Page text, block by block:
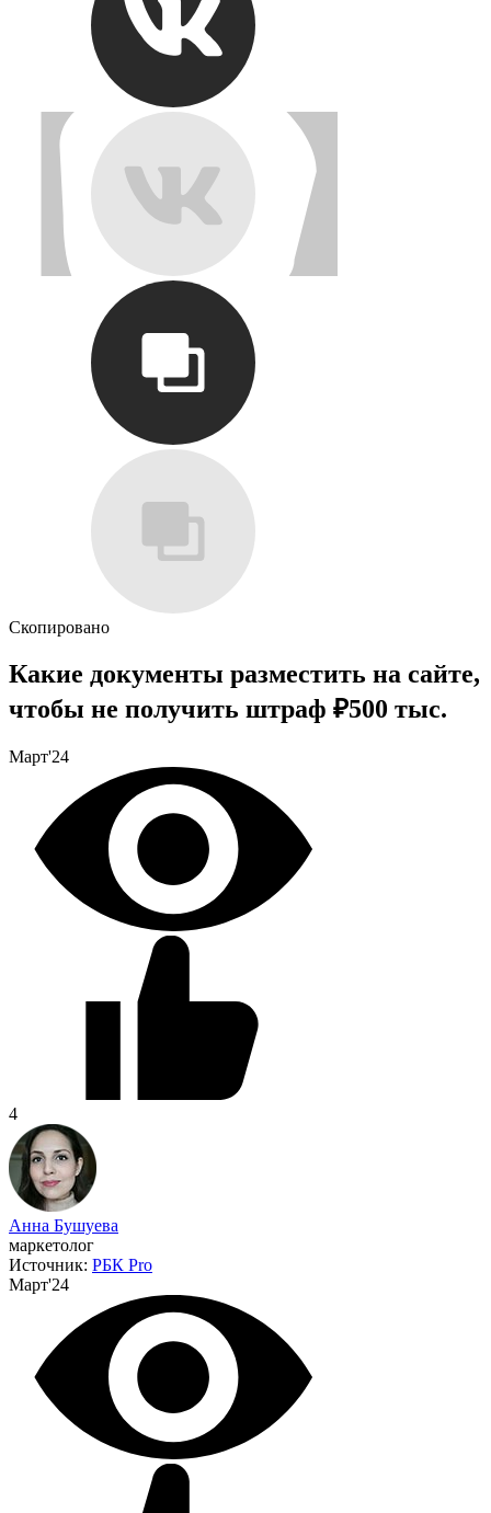
Скопировано
Какие документы разместить на сайте,
чтобы не получить штраф ₽500 тыс.
Март'24
4
Анна Бушуева
маркетолог
Источник: РБК Pro
Март'24